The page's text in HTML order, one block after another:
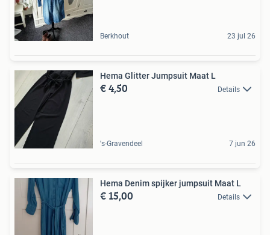
Berkhout 23 jul 26
Hema Glitter Jumpsuit Maat L
€ 4,50 Details
's-Gravendeel 7 jun 26
Hema Denim spijker jumpsuit Maat L
€ 15,00 Details